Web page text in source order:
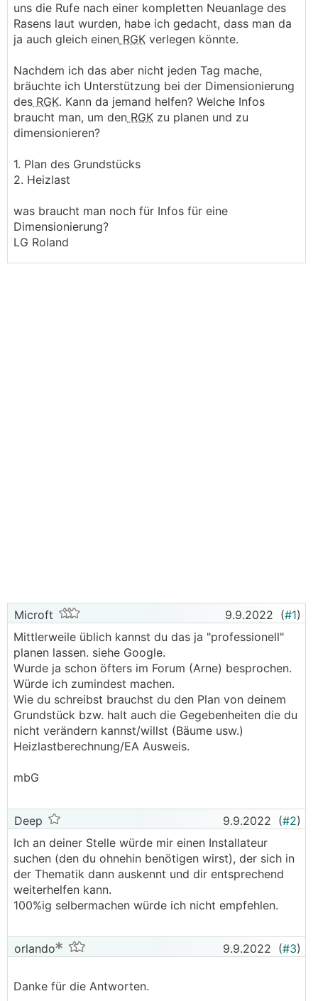
uns die Rufe nach einer kompletten Neuanlage des
Rasens laut wurden, habe ich gedacht, dass man da
ja auch gleich einen RGK verlegen könnte.
Nachdem ich das aber nicht jeden Tag mache,
bräuchte ich Unterstützung bei der Dimensionierung
des RGK. Kann da jemand helfen? Welche Infos
braucht man, um den RGK zu planen und zu
dimensionieren?
1. Plan des Grundstücks
2. Heizlast
was braucht man noch für Infos für eine
Dimensionierung?
LG Roland
Microft 9.9.2022 (#1)
Mittlerweile üblich kannst du das ja "professionell"
planen lassen. siehe Google.
Wurde ja schon öfters im Forum (Arne) besprochen.
Würde ich zumindest machen.
Wie du schreibst brauchst du den Plan von deinem
Grundstück bzw. halt auch die Gegebenheiten die du
nicht verändern kannst/willst (Bäume usw.)
Heizlastberechnung/EA Ausweis.
mbG
Deep 9.9.2022 (#2)
Ich an deiner Stelle würde mir einen Installateur
suchen (den du ohnehin benötigen wirst), der sich in
der Thematik dann auskennt und dir entsprechend
weiterhelfen kann.
100%ig selbermachen würde ich nicht empfehlen.
orlando 9.9.2022 (#3)
Danke für die Antworten.